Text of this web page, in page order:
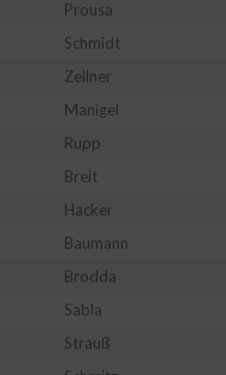
Prousa
Schmidt
Zellner
Manigel
Rupp
Breit
Hacker
Baumann
Brodda
Sabla
Strauß